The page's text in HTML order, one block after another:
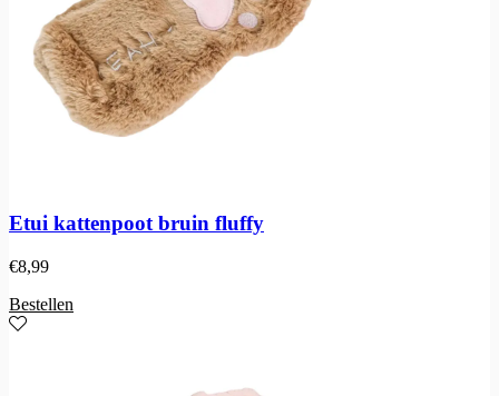
Etui kattenpoot bruin fluffy
€8,99
Bestellen